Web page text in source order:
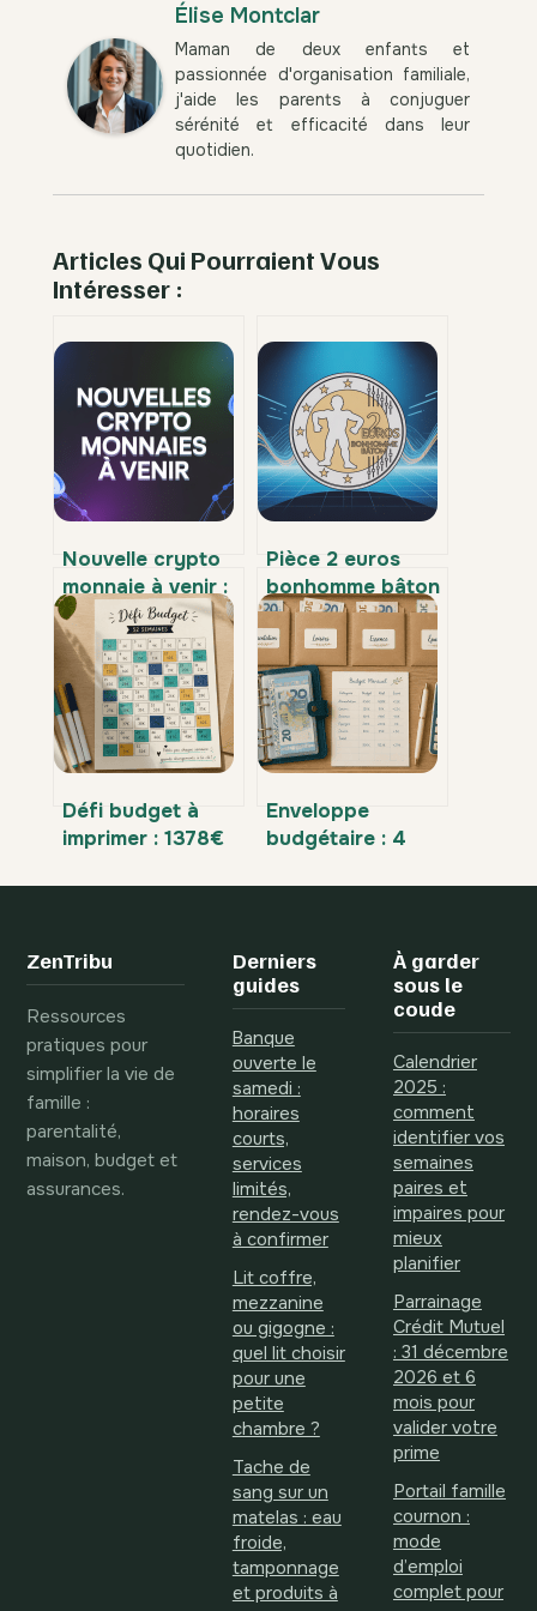
Élise Montclar
Maman de deux enfants et
passionnée d'organisation familiale,
j'aide les parents à conjuguer
sérénité et efficacité dans leur
quotidien.
Articles Qui Pourraient Vous
Intéresser :
Nouvelle crypto
monnaie à venir :
lesquelles
surveiller en
priorité en 2026 ?
Pièce 2 euros
bonhomme bâton
: valeur, rareté et
comment
l’identifier
Défi budget à
imprimer : 1378€
an grâce au suivi
Enveloppe
budgétaire : 4
reprendre le
vos dépenses
ZenTribu
Ressources
pratiques pour
simplifier la vie de
famille :
parentalité,
maison, budget et
assurances.
Derniers
guides
Banque
ouverte le
samedi :
horaires
courts,
services
limités,
rendez-vous
à confirmer
Lit coffre,
mezzanine
ou gigogne :
quel lit choisir
pour une
petite
chambre ?
Tache de
sang sur un
matelas : eau
froide,
tamponnage
et produits à
À garder
sous le
coude
Calendrier
2025 :
comment
identifier vos
semaines
paires et
impaires pour
mieux
planifier
Parrainage
Crédit Mutuel
: 31 décembre
2026 et 6
mois pour
valider votre
prime
Portail famille
cournon :
mode
d’emploi
complet pour